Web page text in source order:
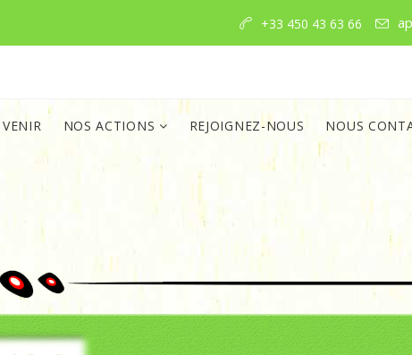
+33 450 43 63 66
NOS ACTIONS REJOIGNEZ-NOUS NOUS